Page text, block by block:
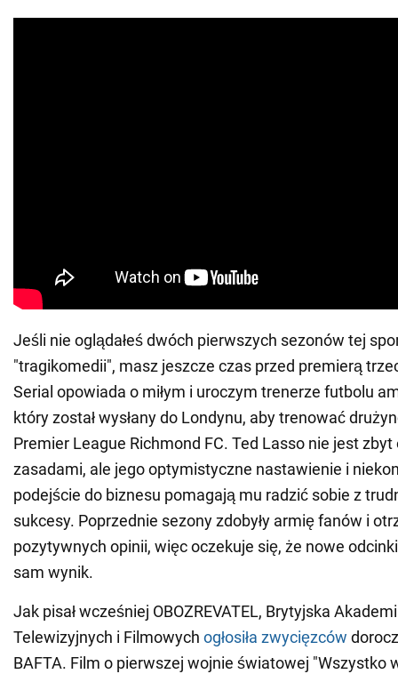
Jeśli nie oglądałeś dwóch pierwszych sezonów tej
"tragikomedii", masz jeszcze czas przed premierą
Serial opowiada o miłym i uroczym trenerze futbolu
który został wysłany do Londynu, aby trenować
Premier League Richmond FC. Ted Lasso nie jest zbyt
zasadami, ale jego optymistyczne nastawienie i
podejście do biznesu pomagają mu radzić sobie z
sukcesy. Poprzednie sezony zdobyły armię fanów i
pozytywnych opinii, więc oczekuje się, że nowe
sam wynik.
Jak pisał wcześniej OBOZREVATEL, Brytyjska
Telewizyjnych i Filmowych ogłosiła zwycięzców
BAFTA. Film o pierwszej wojnie światowej "Wszystko